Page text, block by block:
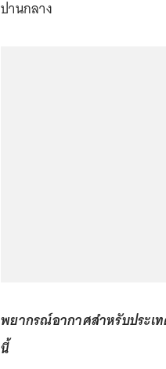
ปานกลาง
พยากรณ์อากาศสำหรับประเ
นี้